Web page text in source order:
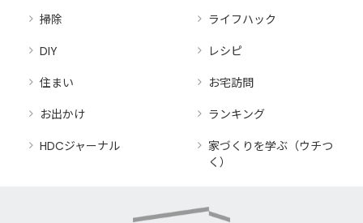
掃除
ライフハック
DIY
レシピ
住まい
お宅訪問
お出かけ
ランキング
HDCジャーナル
家づくりを学ぶ（ウチつ
く）